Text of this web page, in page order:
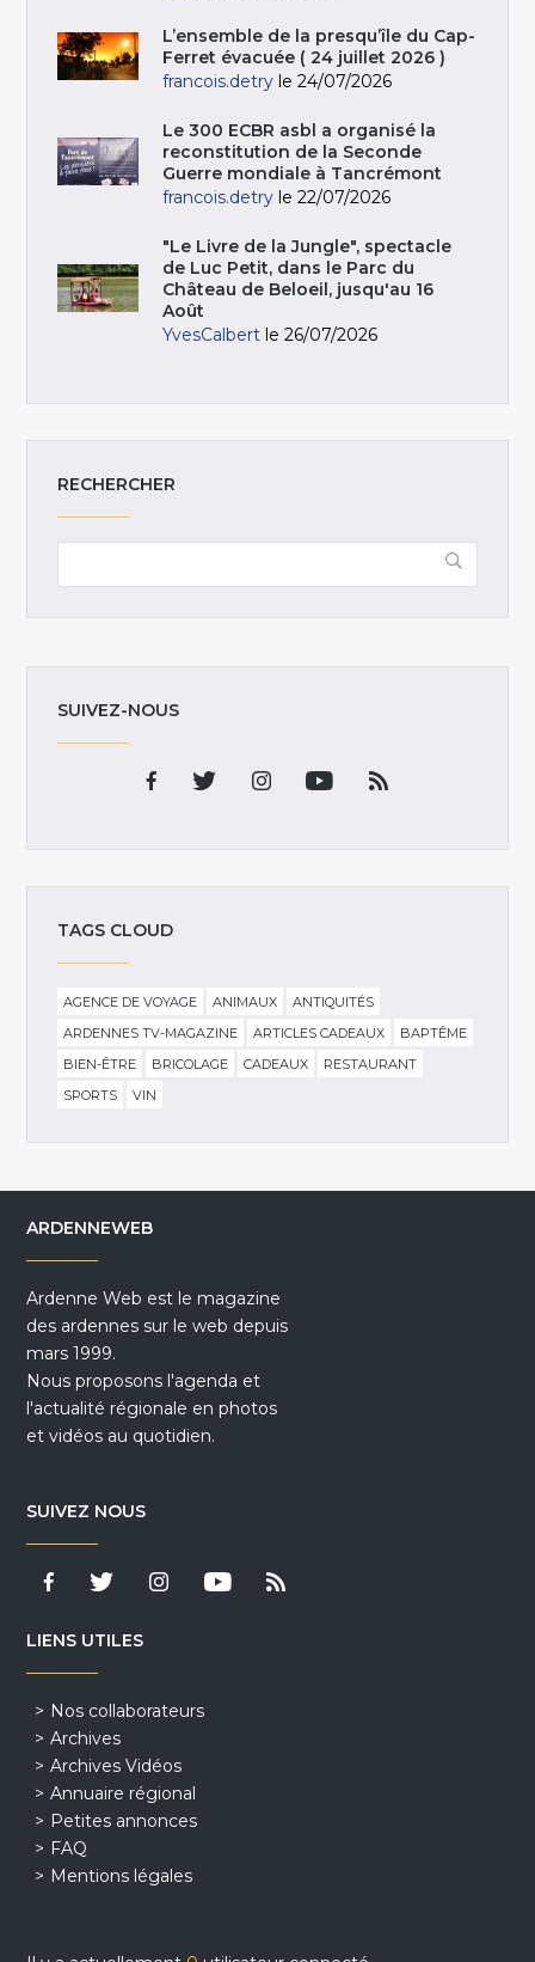
L’ensemble de la presqu’île du Cap-
Ferret évacuée ( 24 juillet 2026 )
francois.detry le 24/07/2026
Le 300 ECBR asbl a organisé la
reconstitution de la Seconde
Guerre mondiale à Tancrémont
francois.detry le 22/07/2026
"Le Livre de la Jungle", spectacle
de Luc Petit, dans le Parc du
Château de Beloeil, jusqu'au 16
Août
YvesCalbert le 26/07/2026
RECHERCHER
SUIVEZ-NOUS
TAGS CLOUD
AGENCE DE VOYAGE ANIMAUX
ANTIQUITÉS
ARDENNES TV-MAGAZINE
ARTICLES CADEAUX
BAPTÊME
BIEN-ÊTRE
BRICOLAGE CADEAUX
RESTAURANT
SPORTS
VIN
ARDENNEWEB
Ardenne Web est le magazine
des ardennes sur le web depuis
mars 1999.
Nous proposons l'agenda et
l'actualité régionale en photos
et vidéos au quotidien.
SUIVEZ NOUS
LIENS UTILES
Nos collaborateurs
Archives
Archives Vidéos
Annuaire régional
Petites annonces
FAQ
Mentions légales